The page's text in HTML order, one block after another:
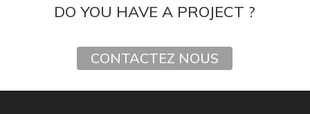
DO YOU HAVE A PROJECT ?
CONTACTEZ NOUS